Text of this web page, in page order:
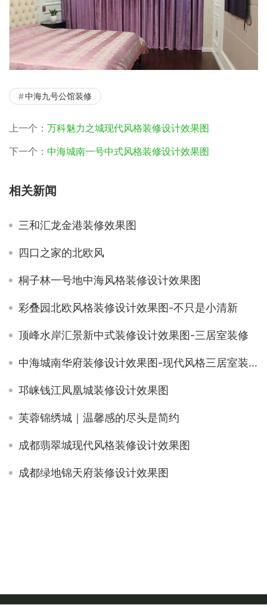
中海九号公馆装修
上一个： 万科魅力之城现代风格装修设计效果图
下一个： 中海城南一号中式风格装修设计效果图
相关新闻
三和汇龙金港装修效果图
四口之家的北欧风
桐子林一号地中海风格装修设计效果图
彩叠园北欧风格装修设计效果图-不只是小清新
顶峰水岸汇景新中式装修设计效果图-三居室装修
中海城南华府装修设计效果图-现代风格三居室装修
邛崃钱江凤凰城装修设计效果图
芙蓉锦绣城｜温馨感的尽头是简约
成都翡翠城现代风格装修设计效果图
成都绿地锦天府装修设计效果图